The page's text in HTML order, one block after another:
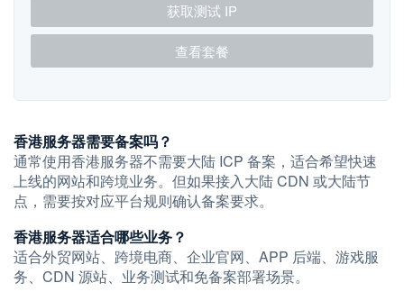
获取测试 IP
查看套餐
香港服务器需要备案吗？
通常使用香港服务器不需要大陆 ICP 备案，适合希望快速
上线的网站和跨境业务。但如果接入大陆 CDN 或大陆节
点，需要按对应平台规则确认备案要求。
香港服务器适合哪些业务？
适合外贸网站、跨境电商、企业官网、APP 后端、游戏服
务、CDN 源站、业务测试和免备案部署场景。